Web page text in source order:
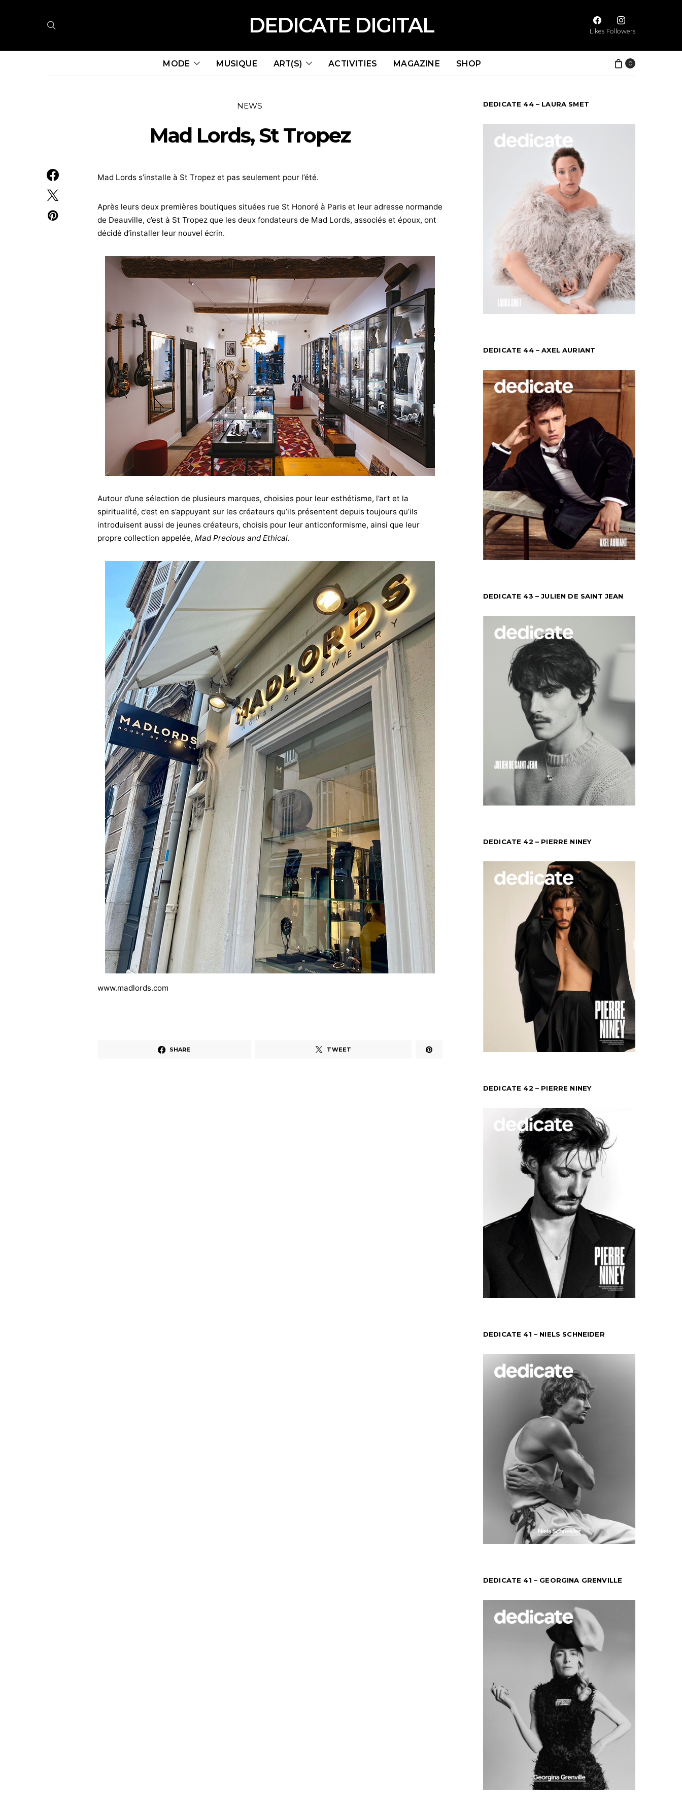
DEDICATE DIGITAL Likes Followers
MODE MUSIQUE ART(S) ACTIVITIES MAGAZINE SHOP 0
NEWS
Mad Lords, St Tropez
Mad Lords s’installe à St Tropez et pas seulement pour l’été.
Après leurs deux premières boutiques situées rue St Honoré à Paris et leur adresse normande
de Deauville, c’est à St Tropez que les deux fondateurs de Mad Lords, associés et époux, ont
décidé d’installer leur nouvel écrin.
Autour d’une sélection de plusieurs marques, choisies pour leur esthétisme, l’art et la
spiritualité, c’est en s’appuyant sur les créateurs qu’ils présentent depuis toujours qu’ils
introduisent aussi de jeunes créateurs, choisis pour leur anticonformisme, ainsi que leur
propre collection appelée, Mad Precious and Ethical.
www.madlords.com
SHARE TWEET
DEDICATE 44 – LAURA SMET
DEDICATE 44 – AXEL AURIANT
DEDICATE 43 – JULIEN DE SAINT JEAN
DEDICATE 42 – PIERRE NINEY
DEDICATE 42 – PIERRE NINEY
DEDICATE 41 – NIELS SCHNEIDER
DEDICATE 41 – GEORGINA GRENVILLE